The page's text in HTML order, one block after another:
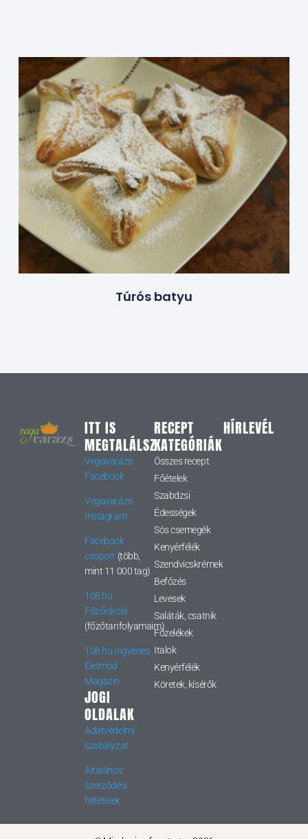
Túrós batyu
ITT IS
MEGTALÁLSZ
Vegavarázs
Facebook
Vegavarázs
Instagram
Facebook
csoport (több,
mint 11 000 tag)
108.hu
Főzőiskola
(főzőtanfolyamaim)
108.hu Ingyenes
Életmód
Magazin
JOGI
OLDALAK
Adatvédelmi
szabályzat
Általános
szerződési
feltételek
RECEPT
KATEGÓRIÁK
Összes recept
Főételek
Szabdzsi
Édességek
Sós csemegék
Kenyérfélék
Szendvicskrémek
Befőzés
Levesek
Saláták, csatnik
Főzelékek
Italok
Kenyérfélék
Köretek, kísérők
HÍRLEVÉL